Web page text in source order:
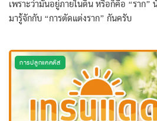
เพราะว่ามันอยู่ภายในดิน หรือก็คือ “ราก”
มารู้จักกับ “การตัดแต่งราก” กันครับ
การปลูกแคคตัส